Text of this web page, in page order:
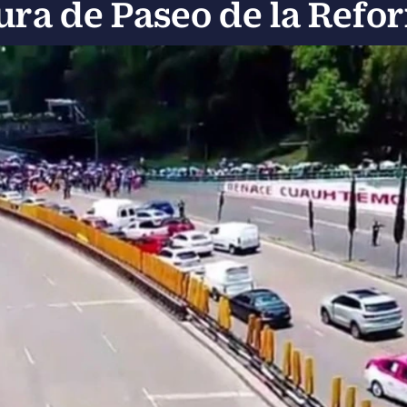
de Paseo de la